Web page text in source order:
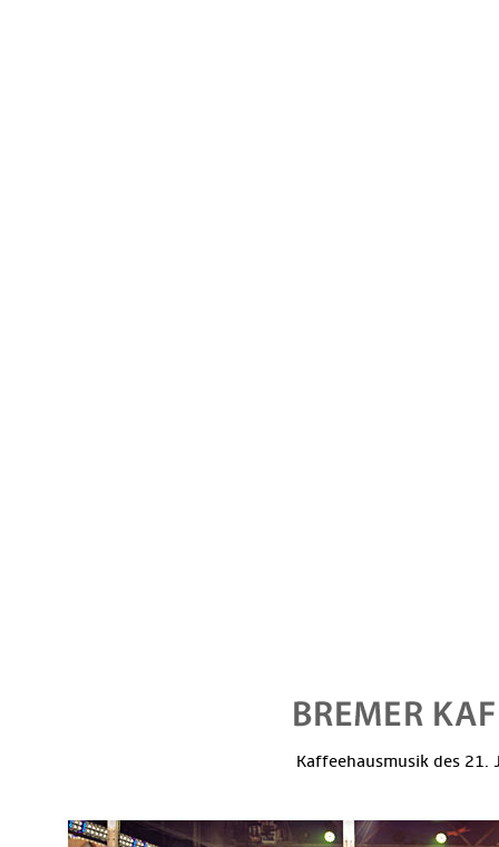
Kaffeehausmusik des 21.